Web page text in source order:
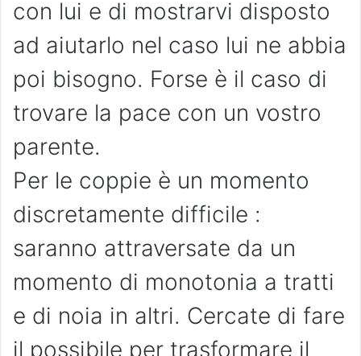
con lui e di mostrarvi disposto
ad aiutarlo nel caso lui ne abbia
poi bisogno. Forse è il caso di
trovare la pace con un vostro
parente.
Per le coppie è un momento
discretamente difficile :
saranno attraversate da un
momento di monotonia a tratti
e di noia in altri. Cercate di fare
il possibile per trasformare il